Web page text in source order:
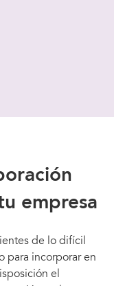
empresa
de lo difícil
para incorporar en
el